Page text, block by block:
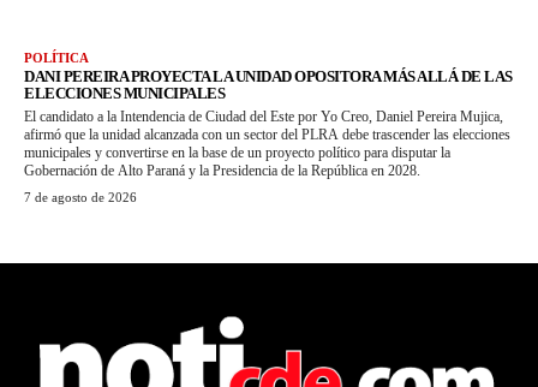
POLÍTICA
DANI PEREIRA PROYECTA LA UNIDAD OPOSITORA MÁS ALLÁ DE LAS
ELECCIONES MUNICIPALES
El candidato a la Intendencia de Ciudad del Este por Yo Creo, Daniel Pereira Mujica,
afirmó que la unidad alcanzada con un sector del PLRA debe trascender las elecciones
municipales y convertirse en la base de un proyecto político para disputar la
Gobernación de Alto Paraná y la Presidencia de la República en 2028.
7 de agosto de 2026